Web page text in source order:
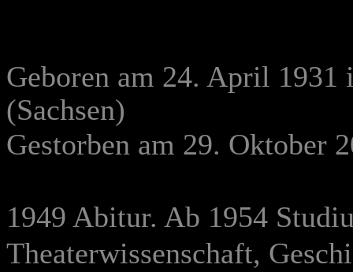
Geboren am 24. April
(Sachsen)
Gestorben am 29. Oktober
1949 Abitur. Ab 1954
Theaterwissenschaft,